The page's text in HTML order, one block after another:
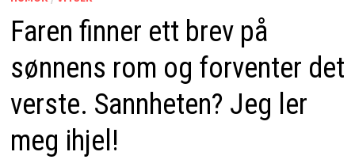
Faren finner ett brev på
sønnens rom og forventer det
verste. Sannheten? Jeg ler
meg ihjel!